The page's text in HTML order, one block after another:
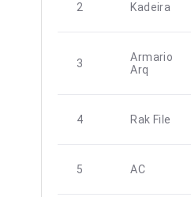
2 Kadeira
3
Armario
Arq
4 Rak File
5 AC